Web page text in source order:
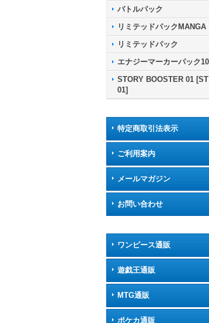
バトルパック
リミテッドパックMANGA
リミテッドパック
エナジーマーカーパック10
STORY BOOSTER 01 [ST
01]
特定商取引法表示
ご利用案内
メールマガジン
お問い合わせ
ワンピース通販
遊戯王通販
MTG通販
ポケカ通販